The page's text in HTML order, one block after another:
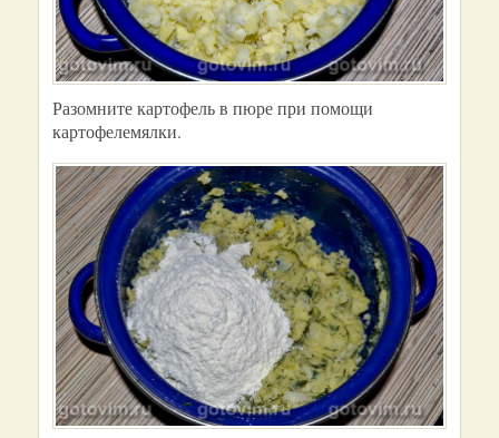
Разомните картофель в пюре при помощи
картофелемялки.